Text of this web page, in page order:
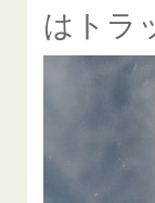
【プロ使用】フッ素
飛び石ひび割れでヒ
はトラ